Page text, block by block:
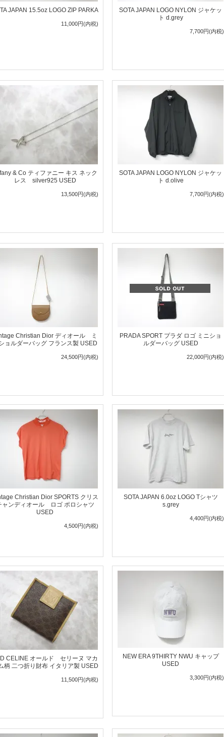
JAPAN 15.5oz LOGO ZIP PARKA
11,000円(内税)
SOTA JAPAN LOGO NYLON ジャケッ
ト d.grey
7,700円(内税)
& Co ティファニー キス ネック
レス silver925 USED
13,500円(内税)
SOTA JAPAN LOGO NYLON ジャケッ
ト d.olive
7,700円(内税)
Christian Dior ディオール ミ
ョルダーバッグ フランス製 USED
24,500円(内税)
PRADA SPORT プラダ ロゴ ミニショ
ルダーバッグ USED
22,000円(内税)
Christian Dior SPORTS クリス
ャンディオール ロゴ ポロシャツ
USED
4,500円(内税)
SOTA JAPAN 6.0oz LOGO Tシャツ
s.grey
4,400円(内税)
CELINE オールド セリーヌ マカ
柄 二つ折り財布 イタリア製 USED
11,500円(内税)
NEW ERA 9THIRTY NWU キャップ
USED
3,300円(内税)